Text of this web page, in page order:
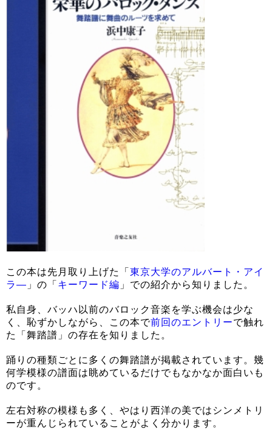
この本は先月取り上げた「 東京大学のアルバート・アイ
ラ― 」の「 キーワード編 」での紹介から知りました。
私自身、バッハ以前のバロック音楽を学ぶ機会は少な
く、恥ずかしながら、この本で前回のエントリーで触れ
た「舞踏譜」の存在を知りました。
踊りの種類ごとに多くの舞踏譜が掲載されています。幾
何学模様の譜面は眺めているだけでもなかなか面白いも
のです。
左右対称の模様も多く、やはり西洋の美ではシンメトリ
ーが重んじられていることがよく分かります。